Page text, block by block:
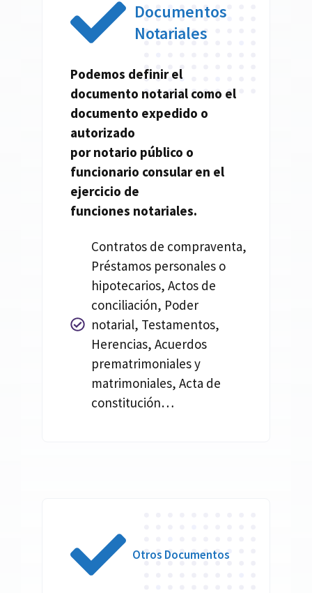
Documentos
Notariales
Podemos definir el
documento notarial como el
documento expedido o
autorizado
pornotario público o
funcionario consular en el
ejercicio de
funciones notariales.
Contratos de compraventa,
Préstamos personales o
hipotecarios, Actos de
conciliación, Poder
notarial, Testamentos,
Herencias, Acuerdos
prematrimoniales y
matrimoniales, Acta de
constitución…
Otros Documentos